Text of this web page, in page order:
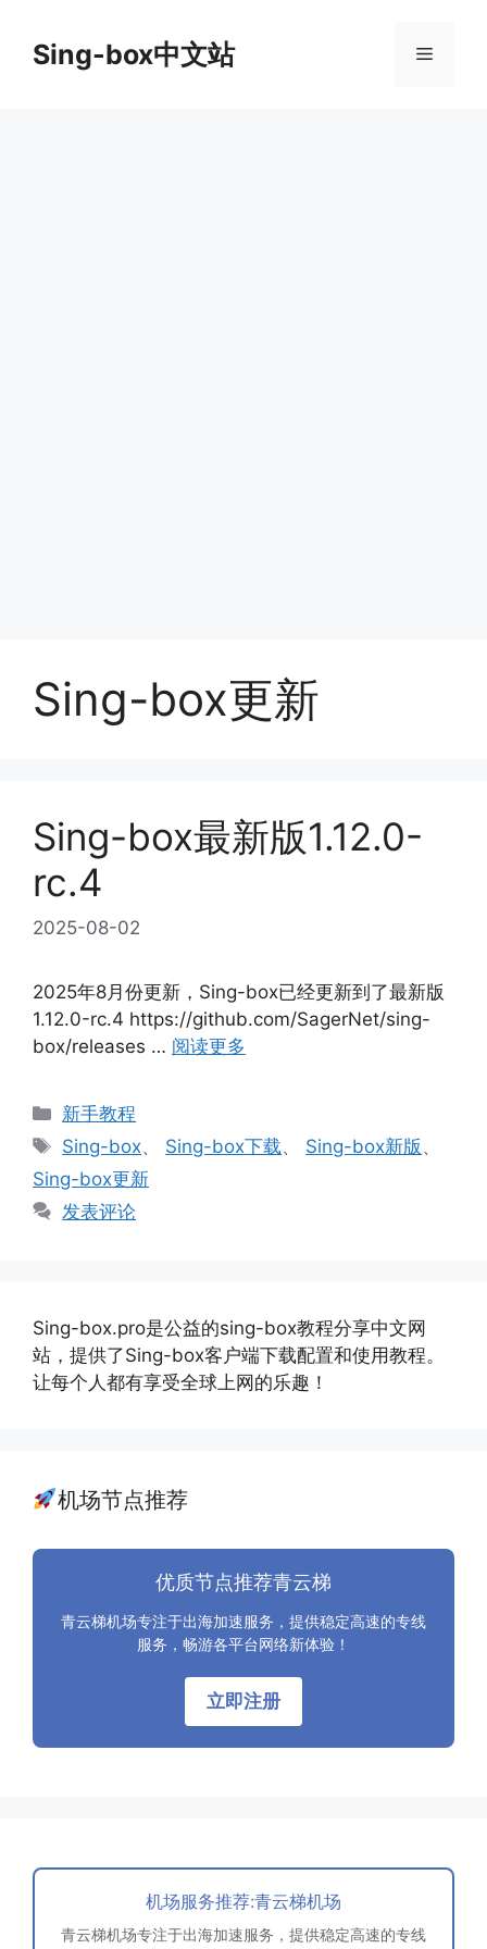
Sing-box中文站 菜
Sing-box更新
Sing-box最新版1.12.0-
rc.4
2025-08-02
2025年8月份更新，Sing-box已经更新到了最新版
1.12.0-rc.4 https://github.com/SagerNet/sing-
box/releases … 阅读更多
分
类
新手教程
标
Sing-box、 Sing-box下载、 Sing-box新版 、
Sing-box更新
发表评论
Sing-box.pro是公益的sing-box教程分享中文网
站，提供了Sing-box客户端下载配置和使用教程。
让每个人都有享受全球上网的乐趣！
机场节点推荐
优质节点推荐青云梯
青云梯机场专注于出海加速服务，提供稳定高速的专线
服务，畅游各平台网络新体验！
立即注册
机场服务推荐:青云梯机场
青云梯机场专注于出海加速服务，提供稳定高速的专线